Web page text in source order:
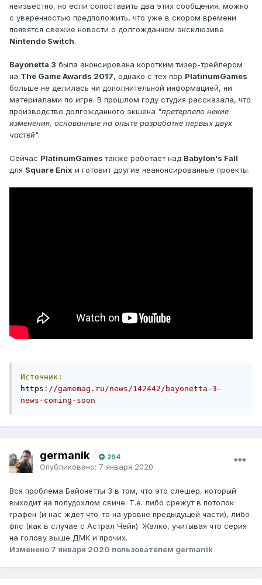
неизвестно, но если сопоставить два этих сообщения, можно
с уверенностью предположить, что уже в скором времени
появятся свежие новости о долгожданном эксклюзиве
Nintendo Switch.
Bayonetta 3 была анонсирована коротким тизер-трейлером
на The Game Awards 2017, однако с тех пор PlatinumGames
больше не делилась ни дополнительной информацией, ни
материалами по игре. В прошлом году студия рассказала, что
производство долгожданного экшена "претерпело некие
изменения, основанные на опыте разработке первых двух
частей".
Сейчас PlatinumGames также работает над Babylon's Fall
для Square Enix и готовит другие неанонсированные проекты.
Источник:
https : //gamemag.ru/news/142442/bayonetta-3-
news-coming-soon
germanik 294
Опубликовано: 7 января 2020
Вся проблема Байонетты 3 в том, что это слешер, который
выходит на полудохлом свиче. Т.е. либо срежут в потолок
графен (и нас ждет что-то на уровне предыдущей части), либо
фпс (как в случае с Астрал Чейн). Жалко, учитывая что серия
на голову выше ДМК и прочих.
Изменено 7 января 2020 пользователем germanik